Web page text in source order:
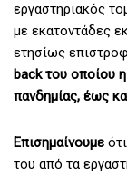
εργαστηριακός
με εκατοντάδες
ετησίως
back του οποίου
πανδημίας, έως
Επισημαίνουμε
του από τα